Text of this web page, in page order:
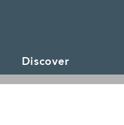
Discover